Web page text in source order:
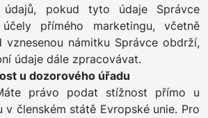
údajů, pokud tyto údaje Správce
přímého marketingu, včetně
vznesenou námitku Správce obdrží,
údaje dále zpracovávat.
u dozorového úřadu
podat stížnost přímo u
v členském státě Evropské unie. Pro